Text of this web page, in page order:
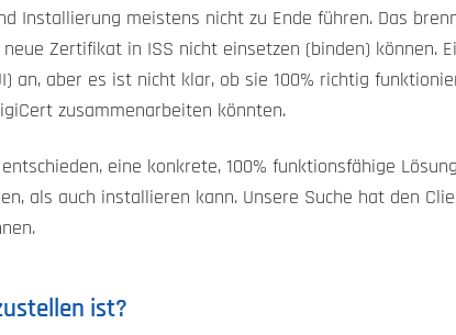
Installierung meistens nicht zu Ende führen. Das
Zertifikat in ISS nicht einsetzen (binden) können.
an, aber es ist nicht klar, ob sie 100% richtig
zusammenarbeiten könnten.
eine konkrete, 100% funktionsfähige
als auch installieren kann. Unsere Suche hat den
ist?